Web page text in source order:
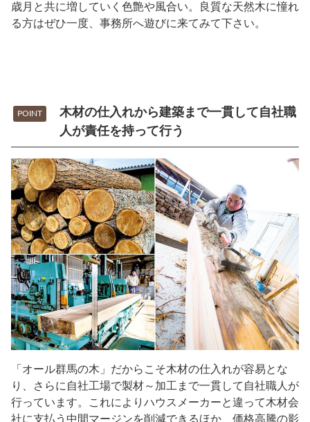
歳月と共に増していく色艶や風合い。良質な天然木に憧れ
る方はぜひ一度、事務所へ遊びに来てみて下さい。
POINT
木材の仕入れから建築まで一貫して自社職
人が責任を持って行う
「オール群馬の木」だからこそ木材の仕入れが容易とな
り、さらに自社工場で製材～加工まで一貫して自社職人が
行っています。これによりハウスメーカーと違って木材会
社に支払う中間マージンを削減できるほか、価格高騰の影